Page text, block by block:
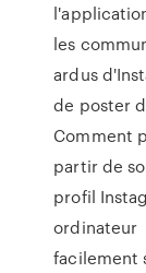
les
ardus
de poster
Comment
partir de
profil
ordinateur
facilement